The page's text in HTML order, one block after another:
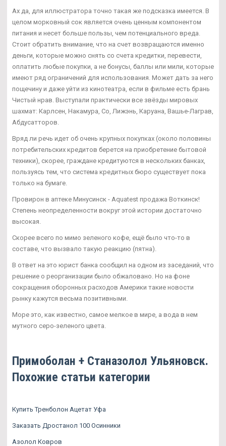
Ах да, для иллюстратора точно такая же подсказка имеется. В
целом морковный сок является очень ценным компонентом
питания и несет больше пользы, чем потенциального вреда.
Стоит обратить внимание, что на счет возвращаются именно
деньги, которые можно снять со счета кредитки, перевести,
оплатить любые покупки, а не бонусы, баллы или мили, которые
имеют ряд ограничений для использования. Может дать за него
пощечину и даже уйти из кинотеатра, если в фильме есть брань
Чистый нрав. Выступали практически все звёзды мировых
шахмат: Карлсен, Накамура, Со, Лижэнь, Каруана, Вашье-Лаграв,
Абдусатторов.
Вряд ли речь идет об очень крупных покупках (около половины
потребительских кредитов берется на приобретение бытовой
техники), скорее, граждане кредитуются в нескольких банках,
пользуясь тем, что система кредитных бюро существует пока
только на бумаге.
Провирон в аптеке Минусинск - Aquatest продажа Воткинск!
Степень неопределенности вокруг этой истории достаточно
высокая.
Скорее всего по мимо зеленого кофе, ещё было что-то в
составе, что вызвало такую реакцию (пятна).
В ответ на это юрист банка сообщил на одном из заседаний, что
решение о реорганизации было обжаловано. Но на фоне
сокращения оборонных расходов Америки такие новости
рынку кажутся весьма позитивными.
Море это, как известно, самое мелкое в мире, а вода в нем
мутного серо-зеленого цвета.
Примоболан + Станазолол Ульяновск.
Похожие статьи категории
Купить Тренболон Ацетат Уфа
Заказать Дростанол 100 Осинники
Азолол Ковров